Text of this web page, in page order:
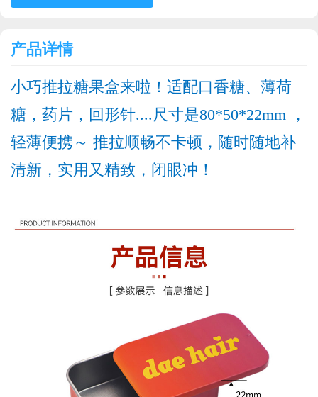
产品详情
小巧推拉糖果盒来啦！适配口香糖、薄荷
糖，药片，回形针....尺寸是80*50*22mm ，
轻薄便携～ 推拉顺畅不卡顿，随时随地补
清新， 实用又精致，闭眼冲！